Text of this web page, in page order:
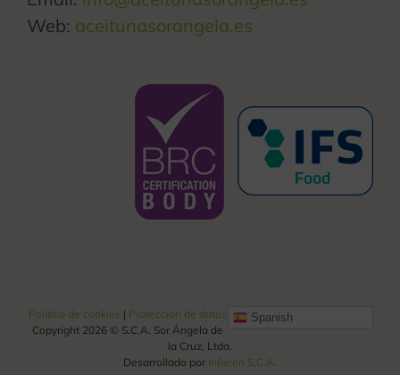
Web: aceitunasorangela.es
Spanish
Política de cookies | Protección de datos
Copyright 2026 © S.C.A. Sor Ángela de
la Cruz, Ltda.
Desarrollado por Infocon S.C.A.